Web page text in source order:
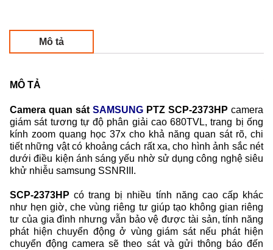
Mô tả
MÔ TẢ
Camera quan sát SAMSUNG PTZ SCP-2373HP camera
giám sát tương tự độ phân giải cao 680TVL, trang bị ống
kính zoom quang học 37x cho khả năng quan sát rõ, chi
tiết những vật có khoảng cách rất xa, cho hình ảnh sắc nét
dưới điều kiện ánh sáng yếu nhờ sử dụng công nghệ siêu
khử nhiễu samsung SSNRIII.
SCP-2373HP có trang bị nhiều tính năng cao cấp khác
như hẹn giờ, che vùng riêng tư giúp tạo không gian riêng
tư của gia đình nhưng vẫn bảo vệ được tài sản, tính năng
phát hiện chuyển động ở vùng giám sát nếu phát hiện
chuyển động camera sẽ theo sát và gửi thông báo đến